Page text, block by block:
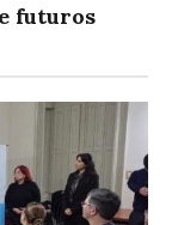
futuros